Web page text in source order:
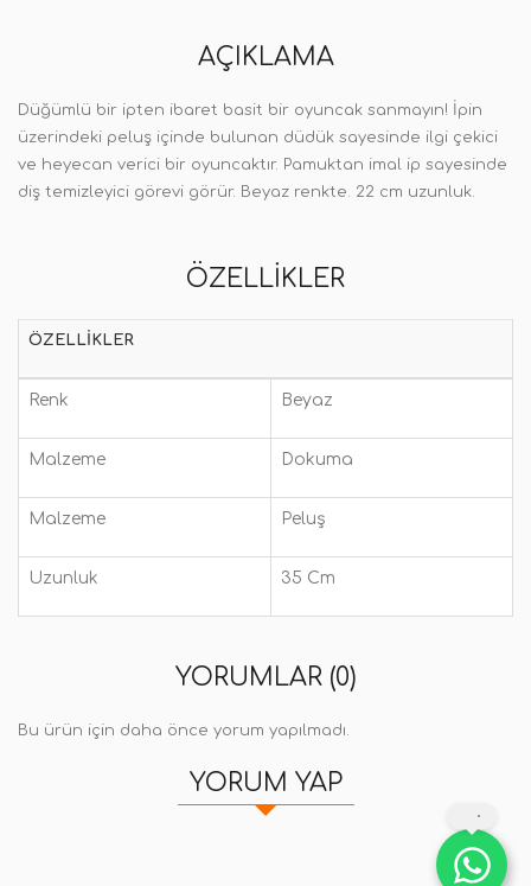
AÇIKLAMA
Düğümlü bir ipten ibaret basit bir oyuncak sanmayın! İpin
üzerindeki peluş içinde bulunan düdük sayesinde ilgi çekici
ve heyecan verici bir oyuncaktır. Pamuktan imal ip sayesinde
diş temizleyici görevi görür. Beyaz renkte. 22 cm uzunluk.
ÖZELLIKLER
ÖZELLIKLER
Renk Beyaz
Malzeme Dokuma
Malzeme Peluş
Uzunluk 35 Cm
YORUMLAR (0)
Bu ürün için daha önce yorum yapılmadı.
YORUM YAP